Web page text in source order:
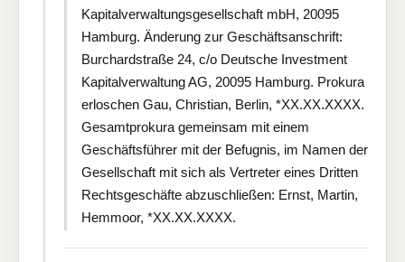
Kapitalverwaltungsgesellschaft mbH, 20095
Hamburg. Änderung zur Geschäftsanschrift:
Burchardstraße 24, c/o Deutsche Investment
Kapitalverwaltung AG, 20095 Hamburg. Prokura
erloschen Gau, Christian, Berlin, *XX.XX.XXXX.
Gesamtprokura gemeinsam mit einem
Geschäftsführer mit der Befugnis, im Namen der
Gesellschaft mit sich als Vertreter eines Dritten
Rechtsgeschäfte abzuschließen: Ernst, Martin,
Hemmoor, *XX.XX.XXXX.